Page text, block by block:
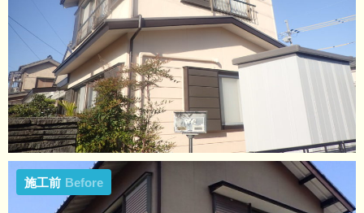
施工前 Before